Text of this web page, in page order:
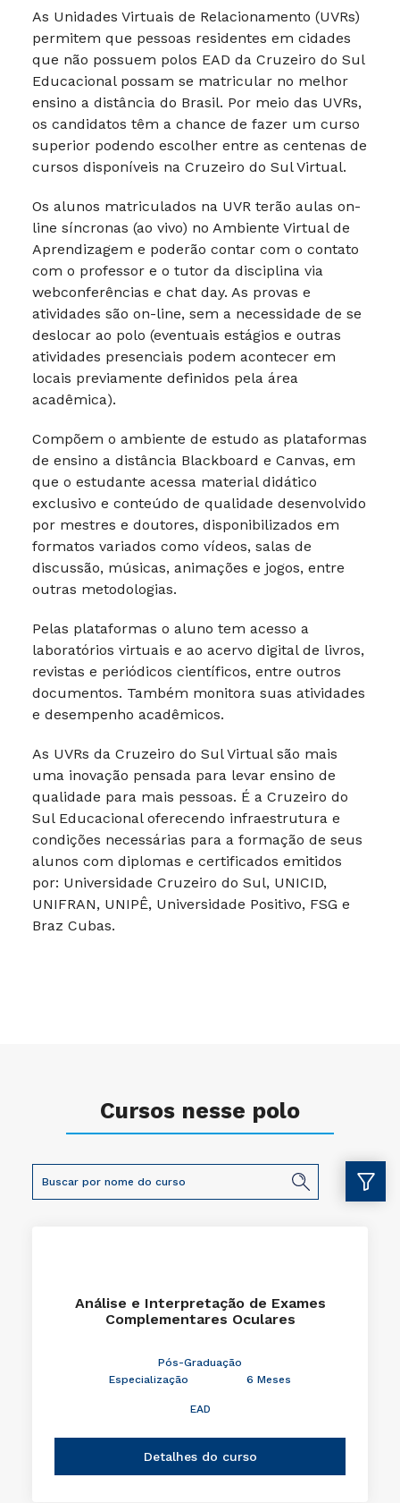
As Unidades Virtuais de Relacionamento (UVRs)
permitem que pessoas residentes em cidades
que não possuem polos EAD da Cruzeiro do Sul
Educacional possam se matricular no melhor
ensino a distância do Brasil. Por meio das UVRs,
os candidatos têm a chance de fazer um curso
superior podendo escolher entre as centenas de
cursos disponíveis na Cruzeiro do Sul Virtual.
Os alunos matriculados na UVR terão aulas on-
line síncronas (ao vivo) no Ambiente Virtual de
Aprendizagem e poderão contar com o contato
com o professor e o tutor da disciplina via
webconferências e chat day. As provas e
atividades são on-line, sem a necessidade de se
deslocar ao polo (eventuais estágios e outras
atividades presenciais podem acontecer em
locais previamente definidos pela área
acadêmica).
Compõem o ambiente de estudo as plataformas
de ensino a distância Blackboard e Canvas, em
que o estudante acessa material didático
exclusivo e conteúdo de qualidade desenvolvido
por mestres e doutores, disponibilizados em
formatos variados como vídeos, salas de
discussão, músicas, animações e jogos, entre
outras metodologias.
Pelas plataformas o aluno tem acesso a
laboratórios virtuais e ao acervo digital de livros,
revistas e periódicos científicos, entre outros
documentos. Também monitora suas atividades
e desempenho acadêmicos.
As UVRs da Cruzeiro do Sul Virtual são mais
uma inovação pensada para levar ensino de
qualidade para mais pessoas. É a Cruzeiro do
Sul Educacional oferecendo infraestrutura e
condições necessárias para a formação de seus
alunos com diplomas e certificados emitidos
por: Universidade Cruzeiro do Sul, UNICID,
UNIFRAN, UNIPÊ, Universidade Positivo, FSG e
Braz Cubas.
Cursos nesse polo
Análise e Interpretação de Exames
Complementares Oculares
Pós-Graduação
Especialização
6 Meses
EAD
Detalhes do curso